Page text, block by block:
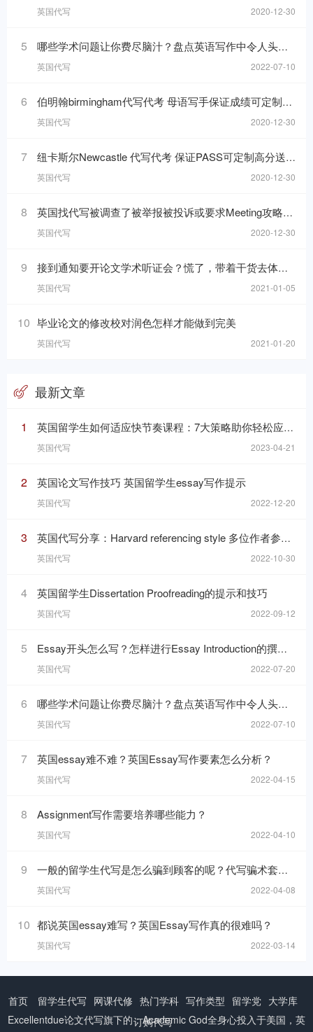
英国代写 2020-12-30
5 哪些学术问题让你费尽脑汁？盘点英语写作中令人头疼的问题
英国代写 2022-07-10
6 伯明翰birmingham代写代考 母语写手保证成绩可定制高分送TurnitinUK检测
英国代写 2020-12-30
7 纽卡斯尔Newcastle 代写代考 保证PASS可定制高分送TurnitinUK检测报告
英国代写 2020-12-30
8 英国找代写被调查了被举报被投诉或要求Meeting攻略技巧
英国代写 2020-12-30
9 接到通知要开论文学术听证会？慌了，带着干货去体验听证会超爽
英国代写 2021-01-05
10 毕业论文的修改校对润色怎样才能做到完美
英国代写 2021-01-20
最新文章
1 英国留学生如何适应快节奏课程：7大策略助你轻松应对学习挑战
英国代写 2023-04-21
2 英国论文写作技巧 英国留学生essay写作提示
英国代写 2022-12-20
3 英国代写分享：Harvard referencing style 多位作者参考格式
英国代写 2022-10-30
4 英国留学生Dissertation Proofreading的提示和技巧
英国代写 2022-09-12
5 Essay开头怎么写？怎样进行Essay Introduction的撰写？
英国代写 2022-07-20
6 哪些学术问题让你费尽脑汁？盘点英语写作中令人头疼的问题
英国代写 2022-07-10
7 英国essay难不难？英国Essay写作要素怎么分析？
英国代写 2022-04-15
8 Assignment写作需要培养哪些能力？
英国代写 2022-04-10
9 一般的留学生代写是怎么骗到顾客的呢？代写骗术套路解析
英国代写 2022-04-08
10 都说英国essay难写？英国Essay写作真的很难吗？
英国代写 2022-03-14
首页 留学生代写 网课代修 热门学科 写作类型 留学党 大学库
订购代写
Excellentdue论文代写旗下的：Academic God全身心投入于美国，英